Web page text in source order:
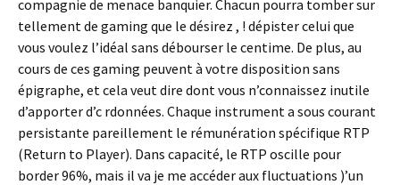
compagnie de menace banquier. Chacun pourra tomber sur
tellement de gaming que le désirez , ! dépister celui que
vous voulez l’idéal sans débourser le centime. De plus, au
cours de ces gaming peuvent à votre disposition sans
épigraphe, et cela veut dire dont vous n’connaissez inutile
d’apporter d’c rdonnées. Chaque instrument a sous courant
persistante pareillement le rémunération spécifique RTP
(Return to Player). Dans capacité, le RTP oscille pour
border 96%, mais il va je me accéder aux fluctuations )’un